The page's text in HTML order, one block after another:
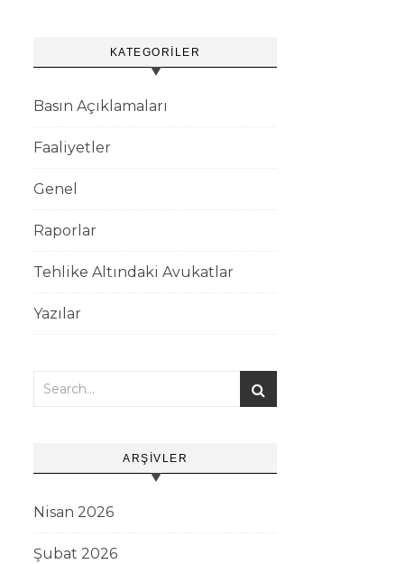
KATEGORILER
Basın Açıklamaları
Faaliyetler
Genel
Raporlar
Tehlike Altındaki Avukatlar
Yazılar
ARŞIVLER
Nisan 2026
Şubat 2026